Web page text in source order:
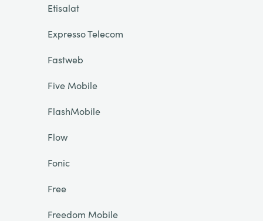
Etisalat
Expresso Telecom
Fastweb
Five Mobile
FlashMobile
Flow
Fonic
Free
Freedom Mobile